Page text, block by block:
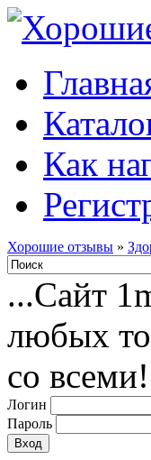
Как
Хорошие отзывы »
...Сайт
любых
со всеми!
Логин
Пароль